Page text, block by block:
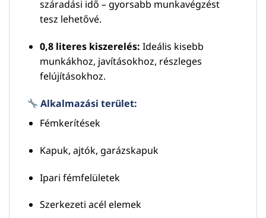
száradási idő – gyorsabb munkavégzést
tesz lehetővé.
0,8 literes kiszerelés: Ideális kisebb
munkákhoz, javításokhoz, részleges
felújításokhoz.
Alkalmazási terület:
Fémkerítések
Kapuk, ajtók, garázskapuk
Ipari fémfelületek
Szerkezeti acél elemek